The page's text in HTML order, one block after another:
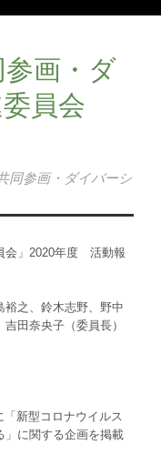
画・ダ
委員会
同参画・ダイバーシ
会」2020年度 活動報
裕之、鈴木志野、野中
田奈央子（委員長）
新型コロナウイルス
」に関する企画を掲載